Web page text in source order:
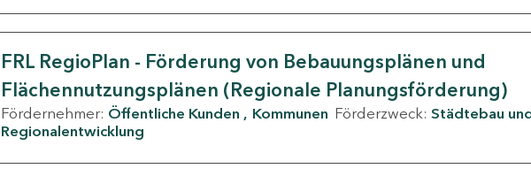
FRL RegioPlan - Förderung von Bebauungsplänen und
Flächennutzungsplänen (Regionale Planungsförderung)
Fördernehmer: Öffentliche Kunden Kommunen Förderzweck: Städtebau
Regionalentwicklung